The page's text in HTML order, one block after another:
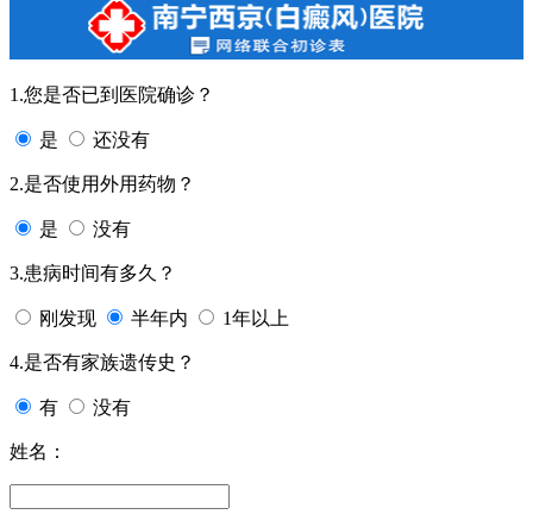
1.您是否已到医院确诊？
是 还没有
2.是否使用外用药物？
是 没有
3.患病时间有多久？
刚发现 半年内 1年以上
4.是否有家族遗传史？
有 没有
姓名：